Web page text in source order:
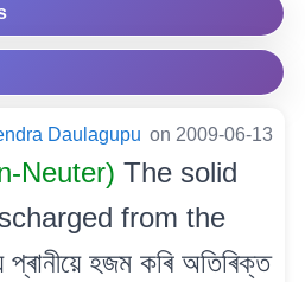
Daulagupu on 2009-06-13
Neuter) The solid
from the
হজম কৰি অতিৰিক্ত